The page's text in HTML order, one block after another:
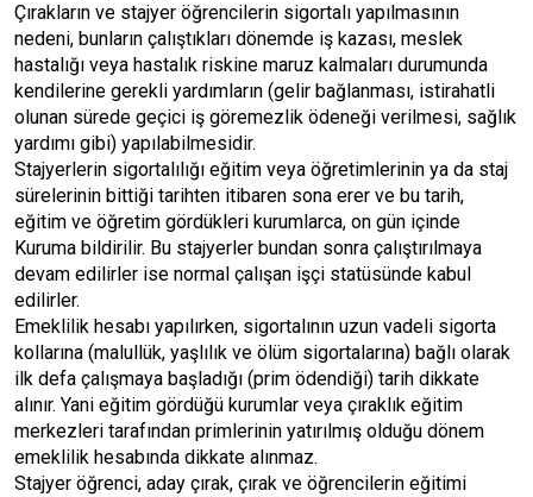
Çırakların ve stajyer öğrencilerin sigortalı yapılmasının
nedeni, bunların çalıştıkları dönemde iş kazası, meslek
hastalığı veya hastalık riskine maruz kalmaları durumunda
kendilerine gerekli yardımların (gelir bağlanması, istirahatli
olunan sürede geçici iş göremezlik ödeneği verilmesi, sağlık
yardımı gibi) yapılabilmesidir.
Stajyerlerin sigortalılığı eğitim veya öğretimlerinin ya da staj
sürelerinin bittiği tarihten itibaren sona erer ve bu tarih,
eğitim ve öğretim gördükleri kurumlarca, on gün içinde
Kuruma bildirilir. Bu stajyerler bundan sonra çalıştırılmaya
devam edilirler ise normal çalışan işçi statüsünde kabul
edilirler.
Emeklilik hesabı yapılırken, sigortalının uzun vadeli sigorta
kollarına (malullük, yaşlılık ve ölüm sigortalarına) bağlı olarak
ilk defa çalışmaya başladığı (prim ödendiği) tarih dikkate
alınır. Yani eğitim gördüğü kurumlar veya çıraklık eğitim
merkezleri tarafından primlerinin yatırılmış olduğu dönem
emeklilik hesabında dikkate alınmaz.
Stajyer öğrenci, aday çırak, çırak ve öğrencilerin eğitimi